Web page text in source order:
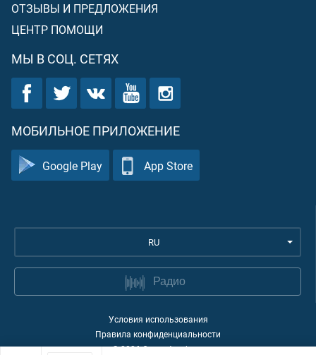
ОТЗЫВЫ И ПРЕДЛОЖЕНИЯ
ЦЕНТР ПОМОЩИ
МЫ В СОЦ. СЕТЯХ
МОБИЛЬНОЕ ПРИЛОЖЕНИЕ
Google Play App Store
RU
Радио
Условия использования
Правила конфиденциальности
©2026Quran Academy